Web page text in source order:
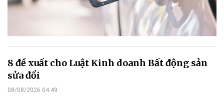
8 đề xuất cho Luật Kinh doanh Bất động sản
sửa đổi
08/08/2026 04:49